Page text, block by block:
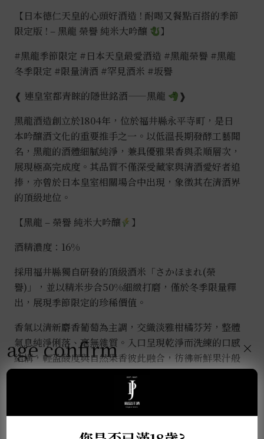
【日本德仁天皇的心頭好酒造 ! 耐喝又餐點百搭的季節
限定版 ! – 黑龍 榮譽 純米大吟釀
】
#黑龍季節限定 #日本天皇最愛酒造 #黑龍榮譽 #黑龍
冬季限定 #限量清酒 #罕見酒米 #坂譽
❰ 連皇室都青睞的隱世銘酒——黑龍
❱
黑龍酒造創立於1804年，位於福井縣永平寺町，是日
本吟釀酒文化的重要推手之一。以低溫長期發酵工藝聞
名，黑龍的酒體細膩純淨，兼具優雅果香與柔順層次，
展現極高完成度。其品質不僅深受藏家與清酒愛好者追
捧，亦曾於日本皇室相關場合中出現，象徵其在清酒界
的頂級地位。
【黑龍 – 榮譽 純米大吟釀
】
酒精濃度：16%
採用福井縣獨自研發的頂級酒米「さかほまれ(榮
譽)」，並以精米步合50%細緻打磨，僅於冬季限量釋
出，展現季節限定的珍稀價值。
香氣以清新麝香葡萄為主調，交織淡雅柑橘芬芳，整體
氣息純淨俐落、毫無雜質。入口呈現乾淨而洗練的口感
結構，輕盈酸度與自然果香彼此融合，彷彿新鮮果汁般
明亮通透，風味層次卻依然清晰分明。酒體輕巧無負
擔，尾韻爽快乾淨，帶來極高的飲用流暢度，使人不自
age confirm ×